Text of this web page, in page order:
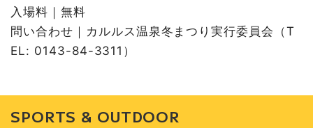
入場料｜無料
問い合わせ｜カルルス温泉冬まつり実行委員会（T
EL: 0143-84-3311）
SPORTS & OUTDOOR